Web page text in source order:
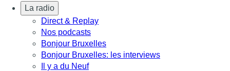
La radio
Direct & Replay
Nos podcasts
Bonjour Bruxelles
Bonjour Bruxelles: les interviews
Il y a du Neuf